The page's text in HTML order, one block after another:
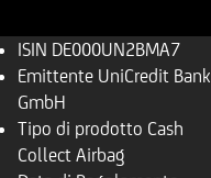
ISIN DE000UN2BMA7
Emittente UniCredit Bank
GmbH
Tipo di prodotto Cash
Collect Airbag